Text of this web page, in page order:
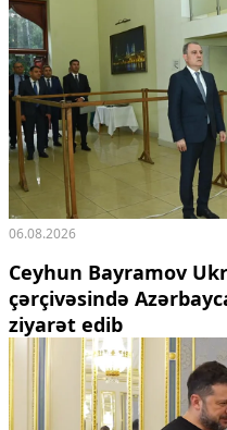
Gənclər və İdman
Media və QHT
Hadisə
Sağlamlıq
Sosium
Mənəvi dəyərlər
Texnologiya
Mətbuat-150
Əlaqə
Missiyamız
06.08.2026
Ceyhun Bayramov
çərçivəsində
ziyarət edib